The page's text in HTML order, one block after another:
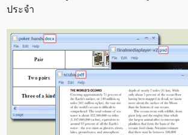
ประจำ